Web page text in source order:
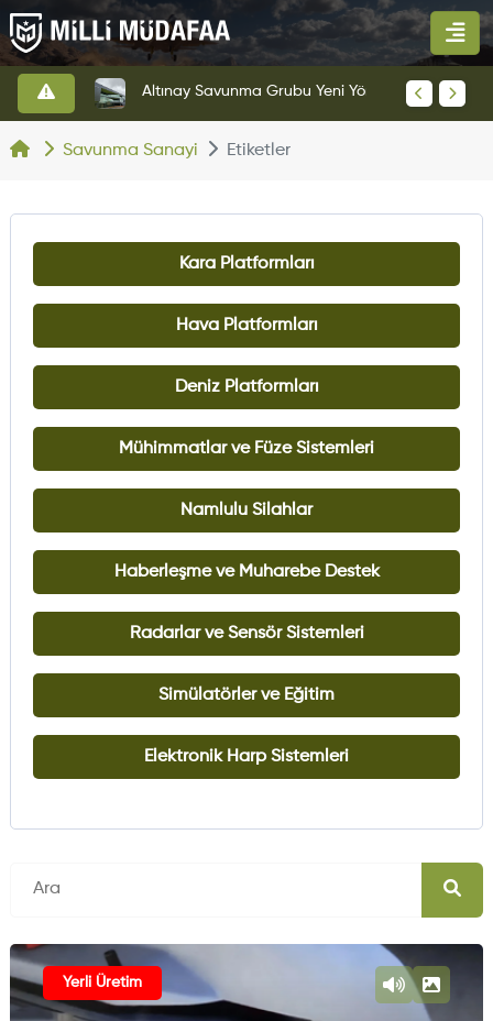
Savunma Sanayi Etiketler
Yerli Üretim
Kara Platformları
Hava Platformları
Deniz Platformları
Mühimmatlar ve Füze Sistemleri
Namlulu Silahlar
Haberleşme ve Muharebe Destek
Radarlar ve Sensör Sistemleri
Simülatörler ve Eğitim
Elektronik Harp Sistemleri